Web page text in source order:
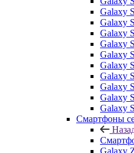
Galaxy
Galaxy
Galaxy
Galaxy
Galaxy
Galaxy
Galaxy
Galaxy
Galaxy
Galaxy
Смартфоны
Galaxy